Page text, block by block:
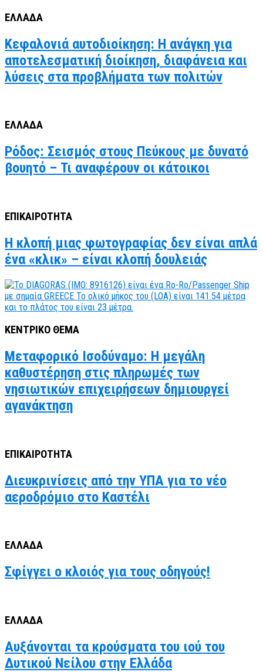
ΕΛΛΑΔΑ
Κεφαλονιά αυτοδιοίκηση: Η ανάγκη για
αποτελεσματική διοίκηση, διαφάνεια και
λύσεις στα προβλήματα των πολιτών
ΕΛΛΑΔΑ
Ρόδος: Σεισμός στους Πεύκους με δυνατό
βουητό – Τι αναφέρουν οι κάτοικοι
ΕΠΙΚΑΙΡΟΤΗΤΑ
Η κλοπή μιας φωτογραφίας δεν είναι απλά
ένα «κλικ» – είναι κλοπή δουλειάς
ΚΕΝΤΡΙΚΟ ΘΕΜΑ
Μεταφορικό Ισοδύναμο: Η μεγάλη
καθυστέρηση στις πληρωμές των
νησιωτικών επιχειρήσεων δημιουργεί
αγανάκτηση
ΕΠΙΚΑΙΡΟΤΗΤΑ
Διευκρινίσεις από την ΥΠΑ για το νέο
αεροδρόμιο στο Καστέλι
ΕΛΛΑΔΑ
Σφίγγει ο κλοιός για τους οδηγούς!
ΕΛΛΑΔΑ
Αυξάνονται τα κρούσματα του ιού του
Δυτικού Νείλου στην Ελλάδα